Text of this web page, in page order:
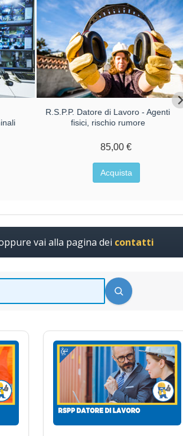
R.S.P.P. Datore di Lavoro - Agenti
fisici, rischio rumore
85,00 €
Acquista
vai alla pagina dei contatti